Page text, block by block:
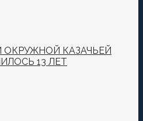
КАЗАЧЬЕЙ
13 ЛЕТ